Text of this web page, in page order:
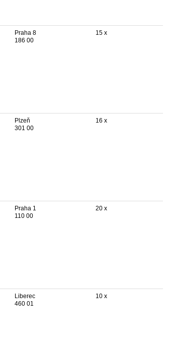
Praha 8
186 00
15 x
Plzeň
301 00
16 x
Praha 1
110 00
20 x
Liberec
460 01
10 x